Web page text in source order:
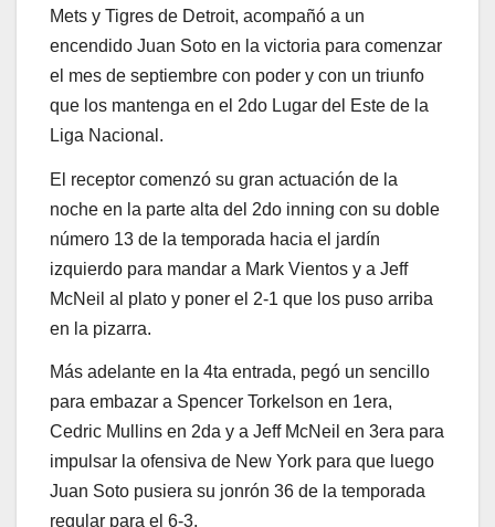
Mets y Tigres de Detroit, acompañó a un
encendido Juan Soto en la victoria para comenzar
el mes de septiembre con poder y con un triunfo
que los mantenga en el 2do Lugar del Este de la
Liga Nacional.
El receptor comenzó su gran actuación de la
noche en la parte alta del 2do inning con su doble
número 13 de la temporada hacia el jardín
izquierdo para mandar a Mark Vientos y a Jeff
McNeil al plato y poner el 2-1 que los puso arriba
en la pizarra.
Más adelante en la 4ta entrada, pegó un sencillo
para embazar a Spencer Torkelson en 1era,
Cedric Mullins en 2da y a Jeff McNeil en 3era para
impulsar la ofensiva de New York para que luego
Juan Soto pusiera su jonrón 36 de la temporada
regular para el 6-3.